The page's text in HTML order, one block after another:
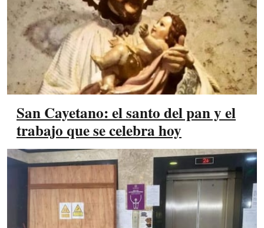
San Cayetano: el santo del pan y el
trabajo que se celebra hoy